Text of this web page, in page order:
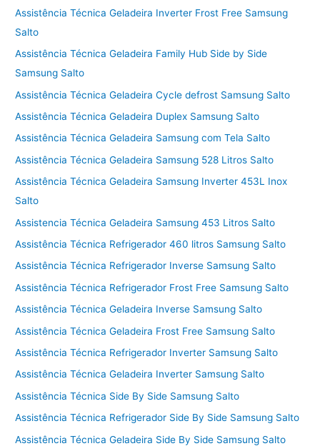
Assistência Técnica Geladeira Inverter Frost Free Samsung
Salto
Assistência Técnica Geladeira Family Hub Side by Side
Samsung Salto
Assistência Técnica Geladeira Cycle defrost Samsung Salto
Assistência Técnica Geladeira Duplex Samsung Salto
Assistência Técnica Geladeira Samsung com Tela Salto
Assistência Técnica Geladeira Samsung 528 Litros Salto
Assistência Técnica Geladeira Samsung Inverter 453L Inox
Salto
Assistencia Técnica Geladeira Samsung 453 Litros Salto
Assistência Técnica Refrigerador 460 litros Samsung Salto
Assistência Técnica Refrigerador Inverse Samsung Salto
Assistência Técnica Refrigerador Frost Free Samsung Salto
Assistência Técnica Geladeira Inverse Samsung Salto
Assistência Técnica Geladeira Frost Free Samsung Salto
Assistência Técnica Refrigerador Inverter Samsung Salto
Assistência Técnica Geladeira Inverter Samsung Salto
Assistência Técnica Side By Side Samsung Salto
Assistência Técnica Refrigerador Side By Side Samsung Salto
Assistência Técnica Geladeira Side By Side Samsung Salto